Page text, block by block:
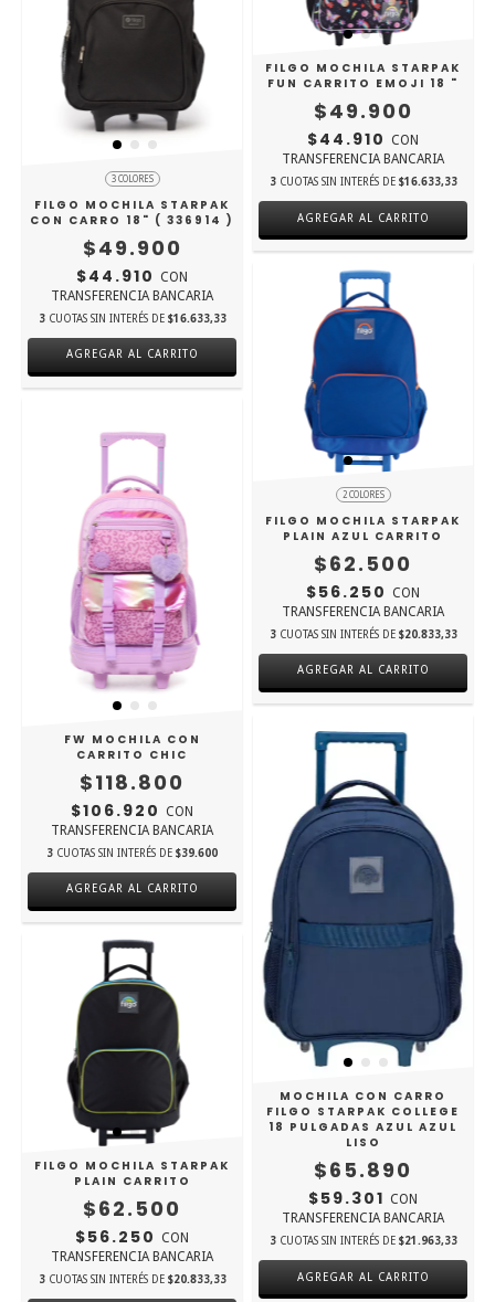
3 COLORES
FILGO MOCHILA STARPAK
CON CARRO 18" ( 336914 )
$49.900
$44.910 CON
TRANSFERENCIA BANCARIA
3 CUOTAS SIN INTERÉS DE $16.633,33
AGREGAR AL CARRITO
FILGO MOCHILA STARPAK
FUN CARRITO EMOJI 18 "
$49.900
$44.910 CON
TRANSFERENCIA BANCARIA
3 CUOTAS SIN INTERÉS DE $16.633,33
FW MOCHILA CON
CARRITO CHIC
$118.800
$106.920 CON
TRANSFERENCIA BANCARIA
3 CUOTAS SIN INTERÉS DE $39.600
AGREGAR AL CARRITO
2 COLORES
FILGO MOCHILA STARPAK
PLAIN AZUL CARRITO
$62.500
$56.250 CON
TRANSFERENCIA BANCARIA
3 CUOTAS SIN INTERÉS DE $20.833,33
AGREGAR AL CARRITO
FILGO MOCHILA STARPAK
PLAIN CARRITO
$62.500
$56.250 CON
TRANSFERENCIA BANCARIA
3 CUOTAS SIN INTERÉS DE $20.833,33
MOCHILA CON CARRO
FILGO STARPAK COLLEGE
18 PULGADAS AZUL AZUL
LISO
$65.890
$59.301 CON
TRANSFERENCIA BANCARIA
3 CUOTAS SIN INTERÉS DE $21.963,33